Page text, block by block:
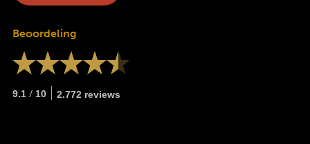
Beoordeling
9.1 / 10 2.772 reviews